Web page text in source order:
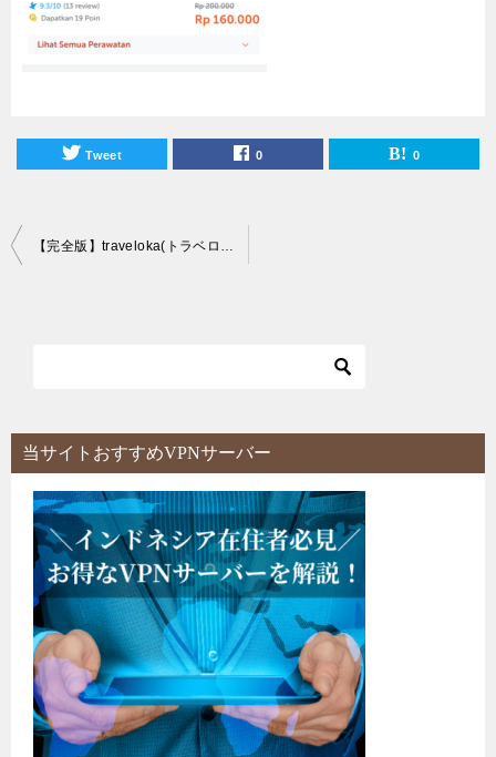
Tweet 0 0
投
シ
ョ
【完全版】traveloka(トラベロカ)でジャカルタのサロン予約を超お得にする方法を徹底解説！
当サイトおすすめVPNサーバー